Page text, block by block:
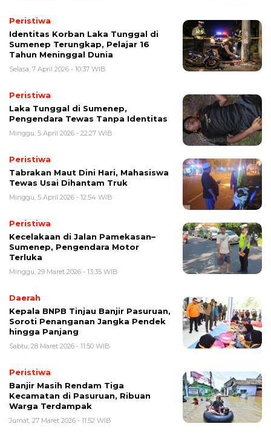
Peristiwa
Identitas Korban Laka Tunggal di
Sumenep Terungkap, Pelajar 16
Tahun Meninggal Dunia
Selasa, 7 April 2026 - 10:37 WIB
Peristiwa
Laka Tunggal di Sumenep,
Pengendara Tewas Tanpa Identitas
Minggu, 5 April 2026 - 22:27 WIB
Peristiwa
Tabrakan Maut Dini Hari, Mahasiswa
Tewas Usai Dihantam Truk
Minggu, 5 April 2026 - 12:54 WIB
Peristiwa
Kecelakaan di Jalan Pamekasan–
Sumenep, Pengendara Motor
Terluka
Minggu, 29 Maret 2026 - 13:35 WIB
Daerah
Kepala BNPB Tinjau Banjir Pasuruan,
Soroti Penanganan Jangka Pendek
hingga Panjang
Sabtu, 28 Maret 2026 - 11:50 WIB
Peristiwa
Banjir Masih Rendam Tiga
Kecamatan di Pasuruan, Ribuan
Warga Terdampak
Jumat, 27 Maret 2026 - 11:52 WIB